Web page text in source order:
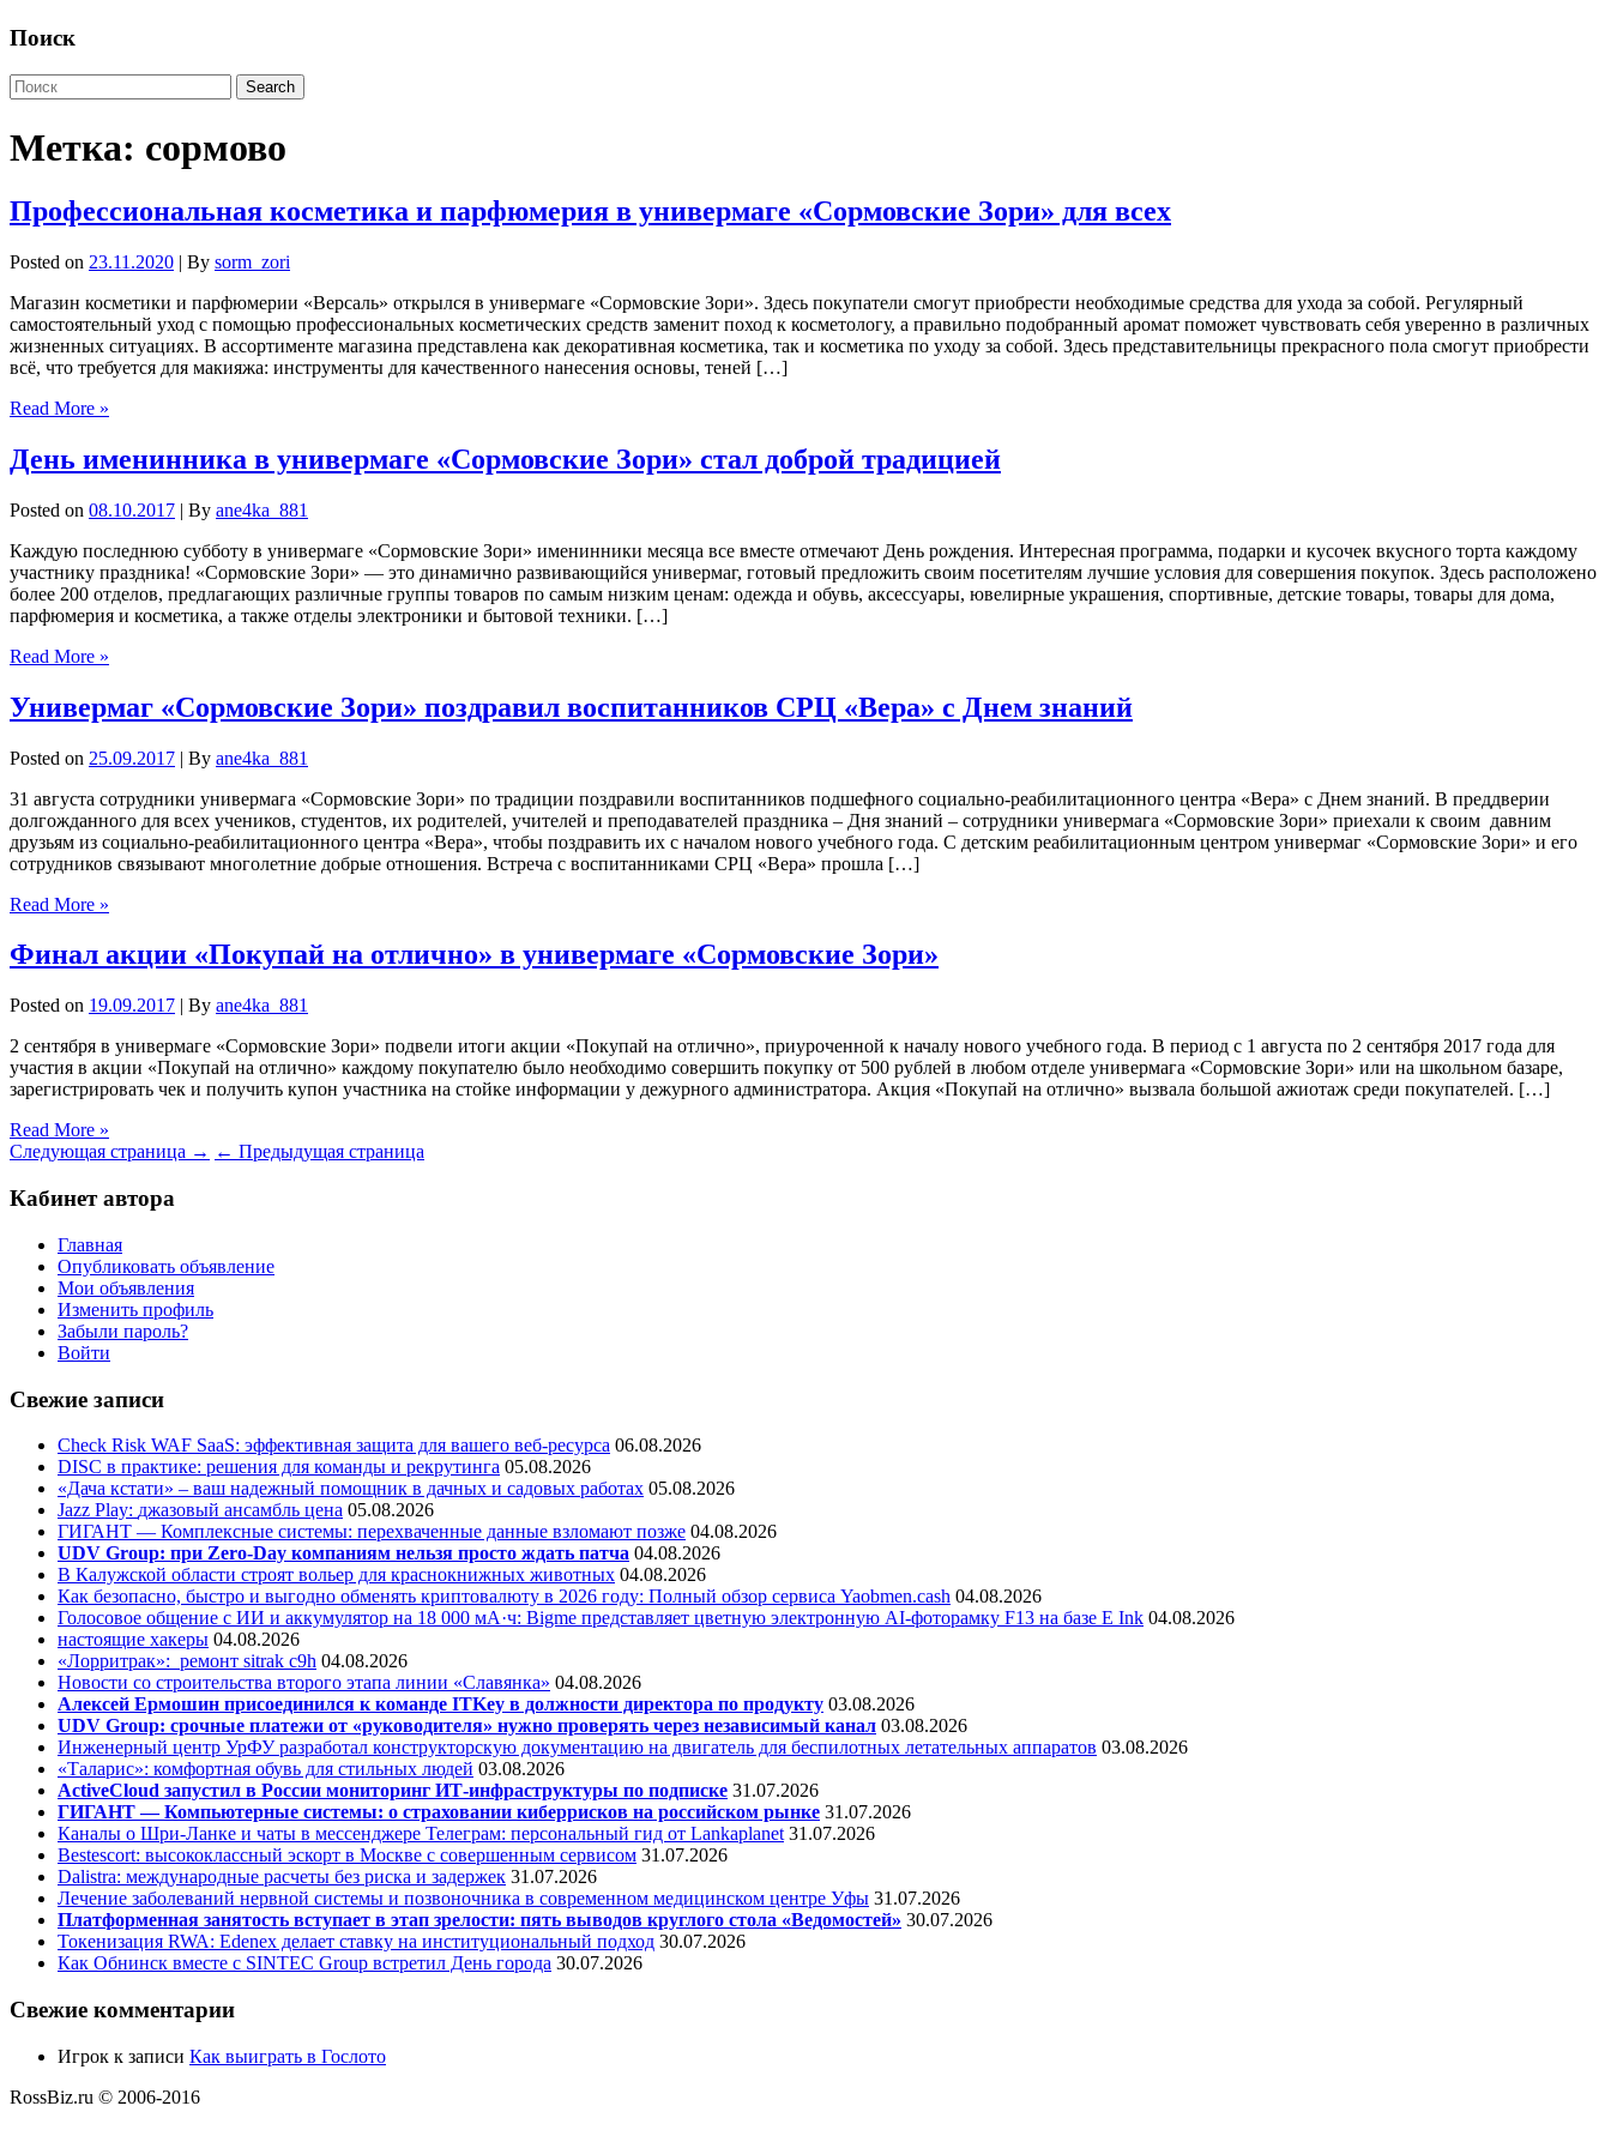
Поиск
Метка: сормово
Профессиональная косметика и парфюмерия в универмаге «Сормовские Зори» для всех
Posted on 23.11.2020 | By sorm_zori
Магазин косметики и парфюмерии «Версаль» открылся в универмаге «Сормовские Зори». Здесь покупатели смогут приобрести необходимые средства для ухода за собой. Регулярный
самостоятельный уход с помощью профессиональных косметических средств заменит поход к косметологу, а правильно подобранный аромат поможет чувствовать себя уверенно в различных
жизненных ситуациях. В ассортименте магазина представлена как декоративная косметика, так и косметика по уходу за собой. Здесь представительницы прекрасного пола смогут приобрести
всё, что требуется для макияжа: инструменты для качественного нанесения основы, теней […]
Read More »
День именинника в универмаге «Сормовские Зори» стал доброй традицией
Posted on 08.10.2017 | By ane4ka_881
Каждую последнюю субботу в универмаге «Сормовские Зори» именинники месяца все вместе отмечают День рождения. Интересная программа, подарки и кусочек вкусного торта каждому
участнику праздника! «Сормовские Зори» — это динамично развивающийся универмаг, готовый предложить своим посетителям лучшие условия для совершения покупок. Здесь расположено
более 200 отделов, предлагающих различные группы товаров по самым низким ценам: одежда и обувь, аксессуары, ювелирные украшения, спортивные, детские товары, товары для дома,
парфюмерия и косметика, а также отделы электроники и бытовой техники. […]
Read More »
Универмаг «Сормовские Зори» поздравил воспитанников СРЦ «Вера» с Днем знаний
Posted on 25.09.2017 | By ane4ka_881
31 августа сотрудники универмага «Сормовские Зори» по традиции поздравили воспитанников подшефного социально-реабилитационного центра «Вера» с Днем знаний. В преддверии
долгожданного для всех учеников, студентов, их родителей, учителей и преподавателей праздника – Дня знаний – сотрудники универмага «Сормовские Зори» приехали к своим давним
друзьям из социально-реабилитационного центра «Вера», чтобы поздравить их с началом нового учебного года. С детским реабилитационным центром универмаг «Сормовские Зори» и его
сотрудников связывают многолетние добрые отношения. Встреча с воспитанниками СРЦ «Вера» прошла […]
Read More »
Финал акции «Покупай на отлично» в универмаге «Сормовские Зори»
Posted on 19.09.2017 | By ane4ka_881
2 сентября в универмаге «Сормовские Зори» подвели итоги акции «Покупай на отлично», приуроченной к началу нового учебного года. В период с 1 августа по 2 сентября 2017 года для
участия в акции «Покупай на отлично» каждому покупателю было необходимо совершить покупку от 500 рублей в любом отделе универмага «Сормовские Зори» или на школьном базаре,
зарегистрировать чек и получить купон участника на стойке информации у дежурного администратора. Акция «Покупай на отлично» вызвала большой ажиотаж среди покупателей. […]
Read More »
Следующая страница → ← Предыдущая страница
Кабинет автора
Главная
Опубликовать объявление
Мои объявления
Изменить профиль
Забыли пароль?
Войти
Свежие записи
Check Risk WAF SaaS: эффективная защита для вашего веб-ресурса 06.08.2026
DISC в практике: решения для команды и рекрутинга 05.08.2026
«Дача кстати» – ваш надежный помощник в дачных и садовых работах 05.08.2026
Jazz Play: джазовый ансамбль цена 05.08.2026
ГИГАНТ — Комплексные системы: перехваченные данные взломают позже 04.08.2026
UDV Group: при Zero-Day компаниям нельзя просто ждать патча 04.08.2026
В Калужской области строят вольер для краснокнижных животных 04.08.2026
Как безопасно, быстро и выгодно обменять криптовалюту в 2026 году: Полный обзор сервиса Yaobmen.cash 04.08.2026
Голосовое общение с ИИ и аккумулятор на 18 000 мА·ч: Bigme представляет цветную электронную AI-фоторамку F13 на базе E Ink 04.08.2026
настоящие хакеры 04.08.2026
«Лорритрак»: ремонт sitrak c9h 04.08.2026
Новости со строительства второго этапа линии «Славянка» 04.08.2026
Алексей Ермошин присоединился к команде ITKey в должности директора по продукту 03.08.2026
UDV Group: срочные платежи от «руководителя» нужно проверять через независимый канал 03.08.2026
Инженерный центр УрФУ разработал конструкторскую документацию на двигатель для беспилотных летательных аппаратов 03.08.2026
«Таларис»: комфортная обувь для стильных людей 03.08.2026
ActiveCloud запустил в России мониторинг ИТ-инфраструктуры по подписке 31.07.2026
ГИГАНТ — Компьютерные системы: о страховании киберрисков на российском рынке 31.07.2026
Каналы о Шри-Ланке и чаты в мессенджере Телеграм: персональный гид от Lankaplanet 31.07.2026
Bestescort: высококлассный эскорт в Москве с совершенным сервисом 31.07.2026
Dalistra: международные расчеты без риска и задержек 31.07.2026
Лечение заболеваний нервной системы и позвоночника в современном медицинском центре Уфы 31.07.2026
Платформенная занятость вступает в этап зрелости: пять выводов круглого стола «Ведомостей» 30.07.2026
Токенизация RWA: Edenex делает ставку на институциональный подход 30.07.2026
Как Обнинск вместе с SINTEC Group встретил День города 30.07.2026
Свежие комментарии
Игрок к записи Как выиграть в Гослото
RossBiz.ru © 2006-2016